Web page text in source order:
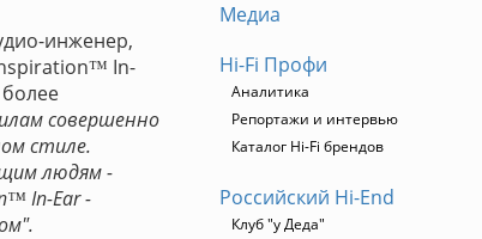
инженер,
In-
совершенно
стиле.
людям -
In-Ear -
Медиа
Hi-Fi Профи
Аналитика
Репортажи и интервью
Каталог Hi-Fi брендов
Российский Hi-End
Клуб "у Деда"